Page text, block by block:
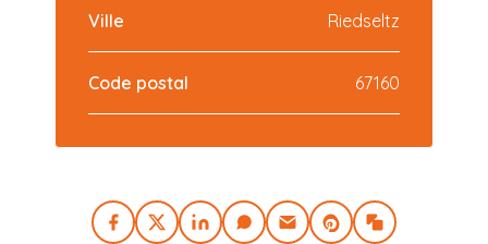
Ville Riedseltz
Code postal 67160